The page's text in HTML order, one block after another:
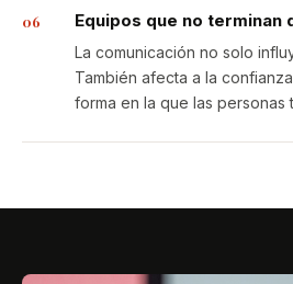
06 Equipos que no terminan
La comunicación no solo
También afecta a la
forma en la que las personas